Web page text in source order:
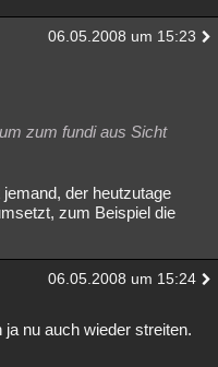
06.05.2008 um 15:23
zum fundi aus Sicht
der heutzutage
zum Beispiel die
06.05.2008 um 15:24
nu auch wieder streiten.